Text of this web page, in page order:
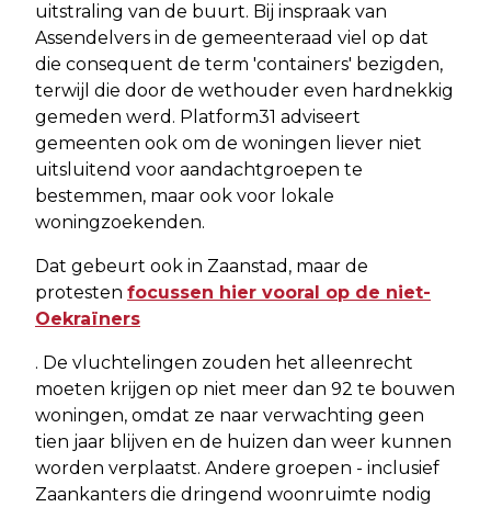
uitstraling van de buurt. Bij inspraak van
Assendelvers in de gemeenteraad viel op dat
die consequent de term 'containers' bezigden,
terwijl die door de wethouder even hardnekkig
gemeden werd. Platform31 adviseert
gemeenten ook om de woningen liever niet
uitsluitend voor aandachtgroepen te
bestemmen, maar ook voor lokale
woningzoekenden.
Dat gebeurt ook in Zaanstad, maar de
protesten focussen hier vooral op de niet-
Oekraïners
. De vluchtelingen zouden het alleenrecht
moeten krijgen op niet meer dan 92 te bouwen
woningen, omdat ze naar verwachting geen
tien jaar blijven en de huizen dan weer kunnen
worden verplaatst. Andere groepen - inclusief
Zaankanters die dringend woonruimte nodig